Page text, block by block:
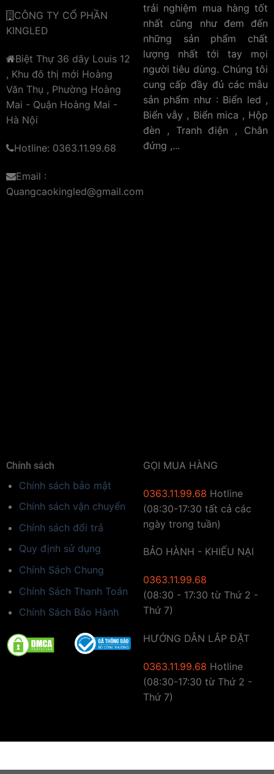
CÔNG TY CỔ PHẦN
KINGLED
Biệt Thự 36 dãy Louis 12
, Khu đô thị mới Hoàng
Văn Thụ , Phường Hoàng
Mai - Quận Hoàng Mai -
Hà Nội
Hotline: 0363.11.99.68
Email :
Quangcaokingled@gmail.com
trải nghiệm mua hàng tốt
nhất cũng như đem đến
những sản phẩm chất
lượng nhất tới tay mọi
người tiêu dùng. Chúng tôi
cung cấp đầy đủ các mẫu
sản phẩm như : Biển led ,
Biển vẫy , Biển mica , Hộp
đèn , Tranh điện , Chân
đứng ,...
Chính sách
Chính sách bảo mật
Chính sách vận chuyển
Chính sách đổi trả
Quy định sử dụng
Chính Sách Chung
Chính Sách Thanh Toán
Chính Sách Bảo Hành
GỌI MUA HÀNG
0363.11.99.68 Hotline
(08:30-17:30 tất cả các
ngày trong tuần)
BẢO HÀNH - KHIẾU NẠI
0363.11.99.68
(08:30 - 17:30 từ Thứ 2 -
Thứ 7)
HƯỚNG DẪN LẮP ĐẶT
0363.11.99.68 Hotline
(08:30-17:30 từ Thứ 2 -
Thứ 7)